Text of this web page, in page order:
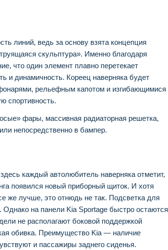
линий, ведь за основу взята концепция
скульптура». Именно благодаря
что один элемент плавно перетекает
и динамичность. Кореец наверняка будет
рельефным капотом и изгибающимися
спортивность.
фары, массивная радиаторная решетка,
непосредственно в бампер.
каждый автолюбитель наверняка отметит,
появился новый приборный щиток. И хотя
же лучше, это отнюдь не так. Подсветка для
Однако на панели Kia Sportage быстро остаются
не располагают боковой поддержкой
обивка. Преимущество Kia — наличие
и пассажиры заднего сиденья.